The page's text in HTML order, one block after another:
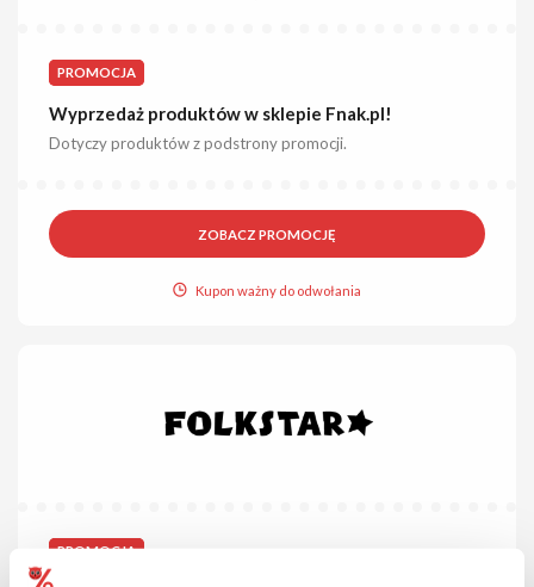
PROMOCJA
Wyprzedaż produktów w sklepie Fnak.pl!
Dotyczy produktów z podstrony promocji.
ZOBACZ PROMOCJĘ
Kupon ważny do odwołania
PROMOCJA